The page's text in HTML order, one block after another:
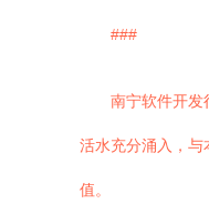
###
南宁软件开发
活水充分涌入，与
值。